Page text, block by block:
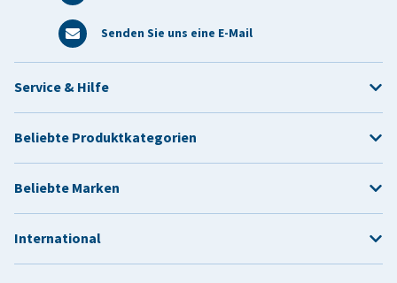
Senden Sie uns eine E-Mail
Service & Hilfe
Beliebte Produktkategorien
Beliebte Marken
International